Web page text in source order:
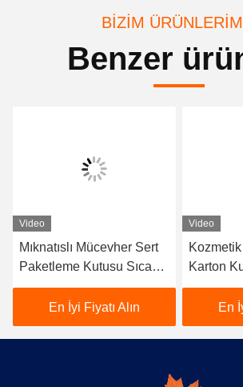
BIZIM
Benzer
Sert
Sıcak
ile
Kozmetik Siyah Sert
Karton Kutu Paketleme
Katlanabilir Multiscene
En İyi Fiyatı Alın